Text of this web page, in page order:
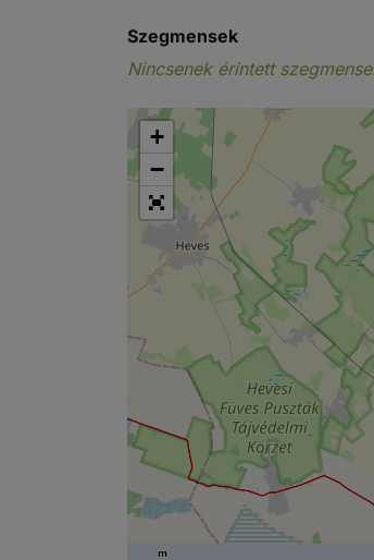
Szegmensek
Nincsenek érintett
+
−
m